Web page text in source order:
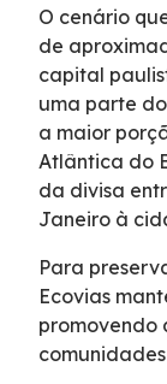
EIA-RIMA
Atendimento
Cargas
Comercial
Ouvidoria
O cenário
de
capital
uma parte
a maior
Atlântica do
da divisa
Janeiro à
Para
Ecovias
promovendo